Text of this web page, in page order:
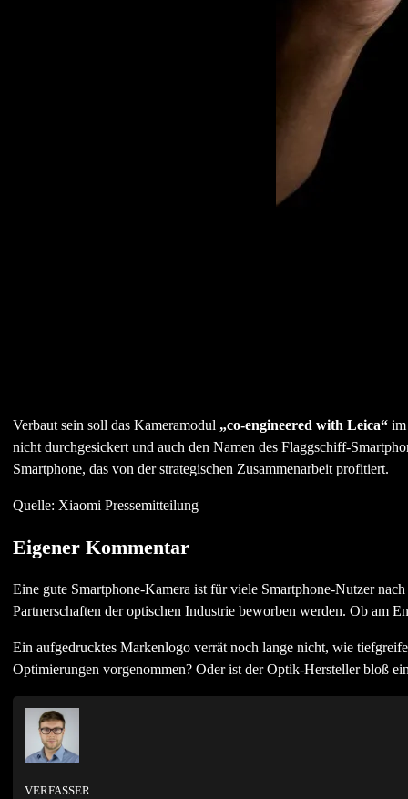
Verbaut sein soll das Kameramodul „co-engineered with Leica“im
nicht durchgesickert und auch den Namen des Flaggschiff-
Smartphone, das von der strategischen Zusammenarbeit profitiert.
Quelle: Xiaomi Pressemitteilung
Eigener Kommentar
Eine gute Smartphone-Kamera ist für viele Smartphone-Nutzer
Partnerschaften der optischen Industrie beworben werden. Ob am
Ein aufgedrucktes Markenlogo verrät noch lange nicht, wie
Optimierungen vorgenommen? Oder ist der Optik-Hersteller bloß
VERFASSER